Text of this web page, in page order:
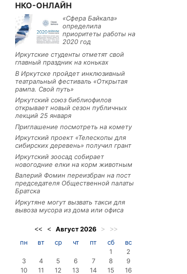
НКО-ОНЛАЙН
«Сфера Байкала»
определила
приоритеты работы на
2020 год
Иркутские студенты отметят свой
главный праздник на коньках
В Иркутске пройдет инклюзивный
театральный фестиваль «Открытая
рампа. Свой путь»
Иркутский союз библиофилов
открывает новый сезон публичных
лекций 25 января
Приглашение посмотреть на комету
Иркутский проект «Телескопы для
сибирских деревень» получил грант
Иркутский зоосад собирает
новогодние елки на корм животным
Валерий Фомин переизбран на пост
председателя Общественной палаты
Братска
Иркутяне могут вызвать такси для
вывоза мусора из дома или офиса
<< < Август2026 > >>
пн вт ср чт пт сб
вс
1
2
3
4 5 6 7 8
9
10
11 12 13 14 15
16